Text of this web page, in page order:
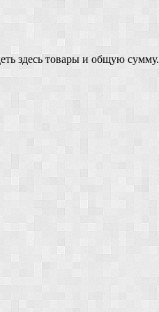
здесь товары и общую сумму.